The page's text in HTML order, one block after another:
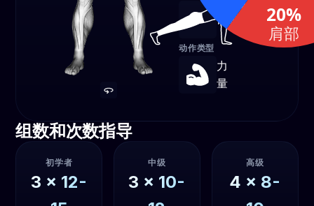
自重
动作类型
力
量
20%
肩部
组数和次数指导
初学者
3 x 12-
中级
3 x 10-
高级
4 x 8-